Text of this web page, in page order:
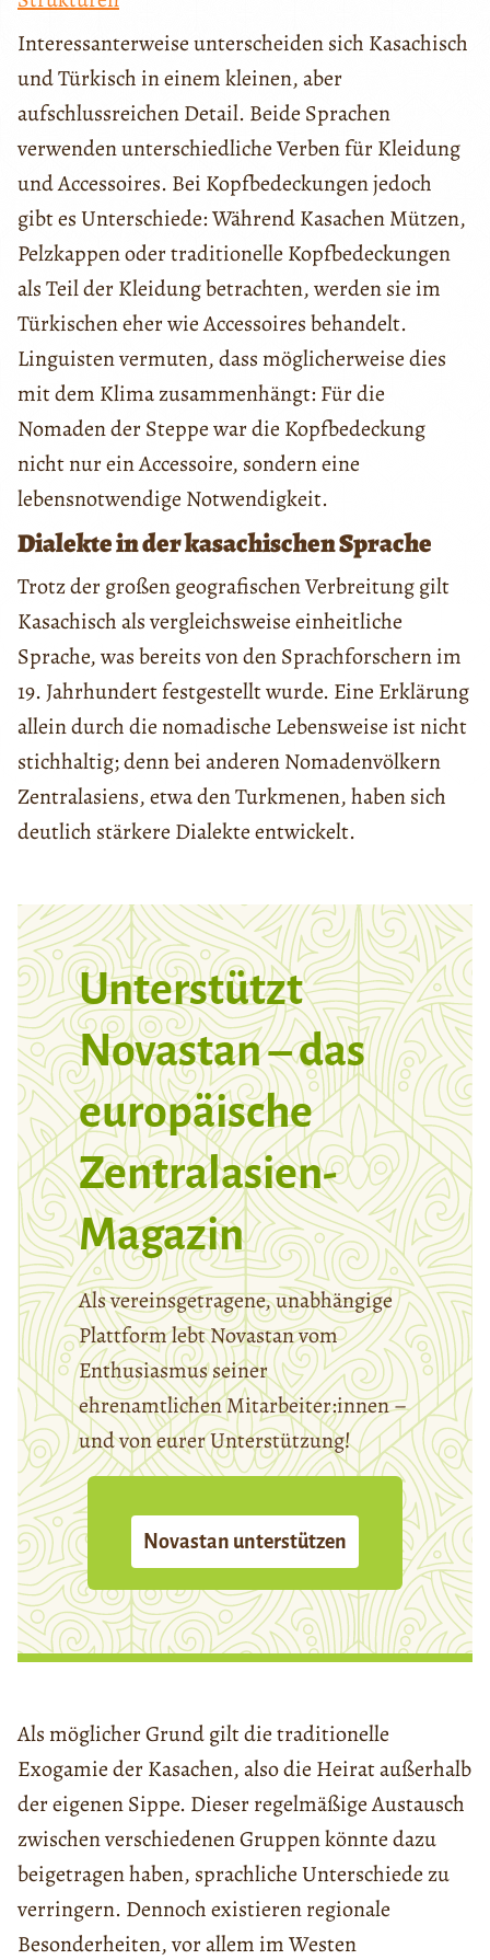
Interessanterweise unterscheiden sich Kasachisch
und Türkisch in einem kleinen, aber
aufschlussreichen Detail. Beide Sprachen
verwenden unterschiedliche Verben für Kleidung
und Accessoires. Bei Kopfbedeckungen jedoch
gibt es Unterschiede: Während Kasachen Mützen,
Pelzkappen oder traditionelle Kopfbedeckungen
als Teil der Kleidung betrachten, werden sie im
Türkischen eher wie Accessoires behandelt.
Linguisten vermuten, dass möglicherweise dies
mit dem Klima zusammenhängt: Für die
Nomaden der Steppe war die Kopfbedeckung
nicht nur ein Accessoire, sondern eine
lebensnotwendige Notwendigkeit.
Dialekte in der kasachischen Sprache
Trotz der großen geografischen Verbreitung gilt
Kasachisch als vergleichsweise einheitliche
Sprache, was bereits von den Sprachforschern im
19. Jahrhundert festgestellt wurde. Eine Erklärung
allein durch die nomadische Lebensweise ist nicht
stichhaltig; denn bei anderen Nomadenvölkern
Zentralasiens, etwa den Turkmenen, haben sich
deutlich stärkere Dialekte entwickelt.
Unterstützt
Novastan – das
europäische
Zentralasien-
Magazin
Als vereinsgetragene, unabhängige
Plattform lebt Novastan vom
Enthusiasmus seiner
ehrenamtlichen Mitarbeiter:innen –
und von eurer Unterstützung!
Novastan unterstützen
Als möglicher Grund gilt die traditionelle
Exogamie der Kasachen, also die Heirat außerhalb
der eigenen Sippe. Dieser regelmäßige Austausch
zwischen verschiedenen Gruppen könnte dazu
beigetragen haben, sprachliche Unterschiede zu
verringern. Dennoch existieren regionale
Besonderheiten, vor allem im Westen